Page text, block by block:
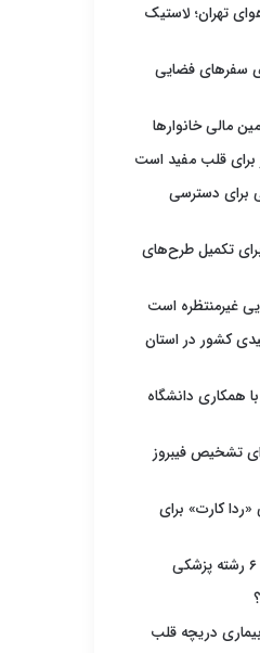
تهران؛ لاستیک
سفرهای فضایی
مالی خانوارها
برای قلب مفید است
برای دسترسی
تکمیل طرح‌های
غیرمنتظره است
کشور در استان
همکاری دانشگاه
تشخیص فیبروز
کارت» برای
دریچه قلب